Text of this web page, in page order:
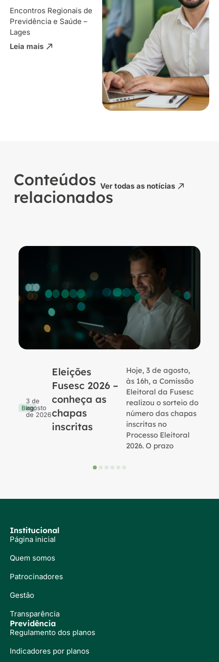
Encontros Regionais de
Previdência e Saúde –
Lages
Leia mais
Conteúdos
relacionados
Ver todas as notícias
Blog
3 de
agosto
de 2026
Eleições
Fusesc 2026 –
conheça as
chapas
inscritas
Hoje, 3 de agosto,
às 16h, a Comissão
Eleitoral da Fusesc
realizou o sorteio do
número das chapas
inscritas no
Processo Eleitoral
2026. O prazo
Institucional
Página inicial
Quem somos
Patrocinadores
Gestão
Transparência
Previdência
Regulamento dos planos
Indicadores por planos